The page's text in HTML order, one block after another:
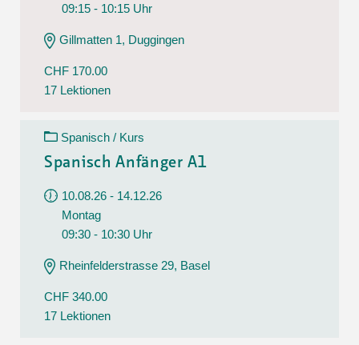
09:15 - 10:15 Uhr
Gillmatten 1, Duggingen
CHF 170.00
17 Lektionen
Spanisch / Kurs
Spanisch Anfänger A1
10.08.26 - 14.12.26
Montag
09:30 - 10:30 Uhr
Rheinfelderstrasse 29, Basel
CHF 340.00
17 Lektionen